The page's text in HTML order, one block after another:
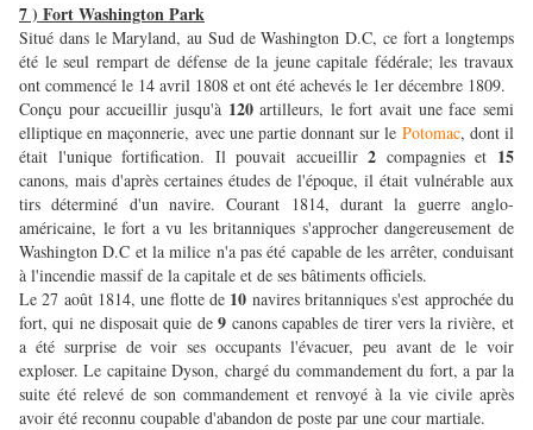
7 ) Fort Washington Park
Situé dans le Maryland, au Sud de Washington D.C, ce fort a longtemps
été le seul rempart de défense de la jeune capitale fédérale; les travaux
ont commencé le 14 avril 1808 et ont été achevés le 1er décembre 1809.
Conçu pour accueillir jusqu'à 120artilleurs, le fort avait une face semi
elliptique en maçonnerie, avec une partie donnant sur le Potomac, dont il
était l'unique fortification. Il pouvait accueillir2 compagnies et 15
canons, mais d'après certaines études de l'époque, il était vulnérable aux
tirs déterminé d'un navire. Courant 1814, durant la guerre anglo-
américaine, le fort a vu les britanniques s'approcher dangereusement de
Washington D.C et la milice n'a pas été capable de les arrêter, conduisant
à l'incendie massif de la capitale et de ses bâtiments officiels.
Le 27 août 1814, une flotte de 10 navires britanniques s'est approchée du
fort, qui ne disposait quie de9 canons capables de tirer vers la rivière, et
a été surprise de voir ses occupants l'évacuer, peu avant de le voir
exploser. Le capitaine Dyson, chargé du commandement du fort, a par la
suite été relevé de son commandement et renvoyé à la vie civile après
avoir été reconnu coupable d'abandon de poste par une cour martiale.